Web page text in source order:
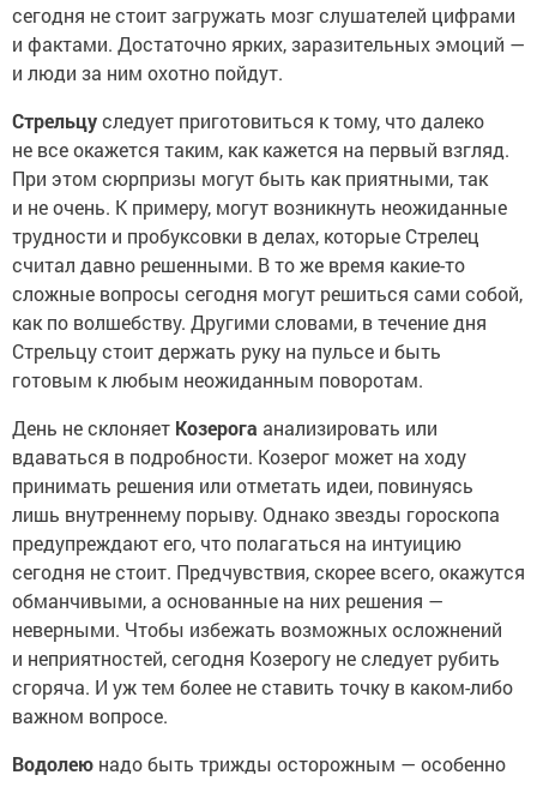
сегодня не стоит загружать мозг слушателей цифрами
и фактами. Достаточно ярких, заразительных эмоций —
и люди за ним охотно пойдут.
Стрельцуследует приготовиться к тому, что далеко
не все окажется таким, как кажется на первый взгляд.
При этом сюрпризы могут быть как приятными, так
и не очень. К примеру, могут возникнуть неожиданные
трудности и пробуксовки в делах, которые Стрелец
считал давно решенными. В то же время какие-то
сложные вопросы сегодня могут решиться сами собой,
как по волшебству. Другими словами, в течение дня
Стрельцу стоит держать руку на пульсе и быть
готовым к любым неожиданным поворотам.
День не склоняет Козерога анализировать или
вдаваться в подробности. Козерог может на ходу
принимать решения или отметать идеи, повинуясь
лишь внутреннему порыву. Однако звезды гороскопа
предупреждают его, что полагаться на интуицию
сегодня не стоит. Предчувствия, скорее всего, окажутся
обманчивыми, а основанные на них решения —
неверными. Чтобы избежать возможных осложнений
и неприятностей, сегодня Козерогу не следует рубить
сгоряча. И уж тем более не ставить точку в каком-либо
важном вопросе.
Водолею надо быть трижды осторожным — особенно